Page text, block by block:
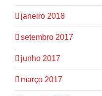
janeiro 2018
setembro 2017
junho 2017
março 2017